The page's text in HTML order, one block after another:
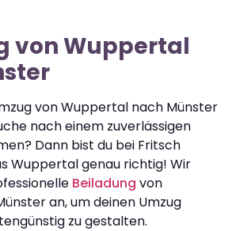
von Wuppertal
von Wuppertal nach Münster
nach einem zuverlässigen
Dann bist du bei Fritsch
Wuppertal genau richtig! Wir
Beiladung von
an, um deinen Umzug
zu gestalten.